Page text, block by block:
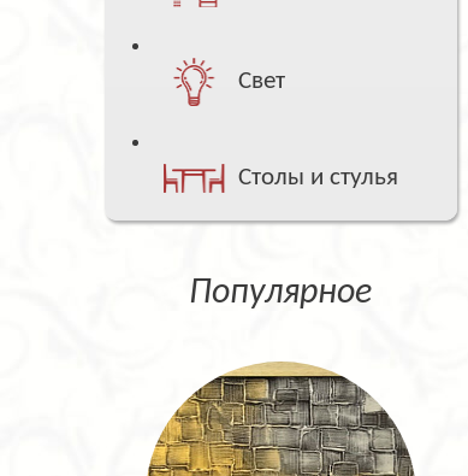
Свет
Столы и стулья
Популярное